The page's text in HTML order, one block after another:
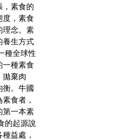
，素食的
度，素食
理念。素
養生方式
種全球性
一種素食
拋棄肉
衡。牛國
食者，
第一本素
的起源說
益處，